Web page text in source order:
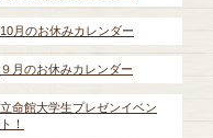
10月のお休みカレンダー
９月のお休みカレンダー
立命館大学生プレゼンイベン
ト！